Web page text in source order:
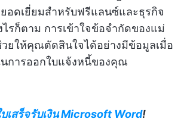
อดเยี่ยมสำหรับฟรีแลนซ์และธุรกิจ
ไรก็ตาม การเข้าใจข้อจำกัดของแม่
ยให้คุณตัดสินใจได้อย่างมีข้อมูลเมื่อ
การออกใบแจ้งหนี้ของคุณ
เสร็จรับเงิน Microsoft Word!